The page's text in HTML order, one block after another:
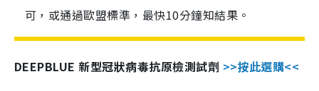
可，或通過歐盟標準，最快10分鐘知結果。
DEEPBLUE 新型冠狀病毒抗原檢測試劑 >>按此選購<<